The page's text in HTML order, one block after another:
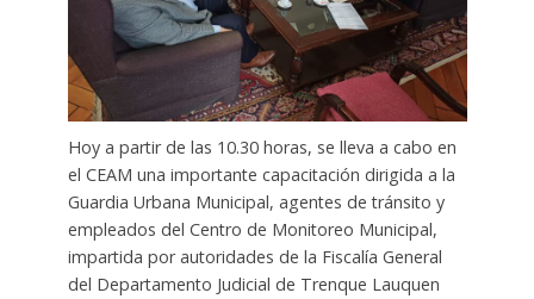
Hoy a partir de las 10.30 horas, se lleva a cabo en
el CEAM una importante capacitación dirigida a la
Guardia Urbana Municipal, agentes de tránsito y
empleados del Centro de Monitoreo Municipal,
impartida por autoridades de la Fiscalía General
del Departamento Judicial de Trenque Lauquen